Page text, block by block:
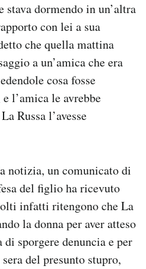
stava dormendo in un’altra
con lei a sua
che quella mattina
a un’amica che era
cosa fosse
l’amica le avrebbe
Russa l’avesse
notizia, un comunicato di
del figlio ha ricevuto
infatti ritengono che La
la donna per aver atteso
sporgere denuncia e per
del presunto stupro,